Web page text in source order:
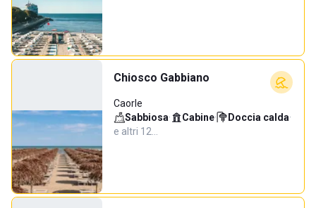
Chiosco Gabbiano
Caorle
Sabbiosa· Cabine· Doccia calda·
e altri 12…